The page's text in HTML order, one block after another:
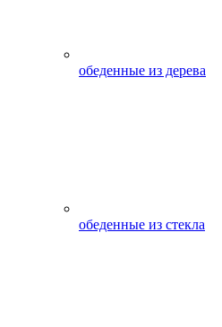
обеденные из дерева
обеденные из стекла